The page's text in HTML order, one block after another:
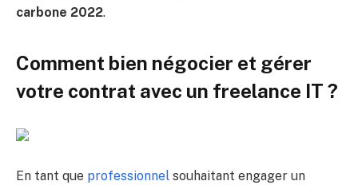
carbone 2022.
Comment bien négocier et gérer
votre contrat avec un freelance IT ?
En tant que professionnel souhaitant engager un